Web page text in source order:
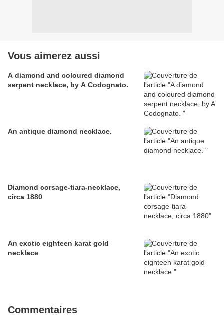
Vous aimerez aussi
A diamond and coloured diamond
serpent necklace, by A Codognato.
An antique diamond necklace.
Diamond corsage-tiara-necklace,
circa 1880
An exotic eighteen karat gold
necklace
Commentaires